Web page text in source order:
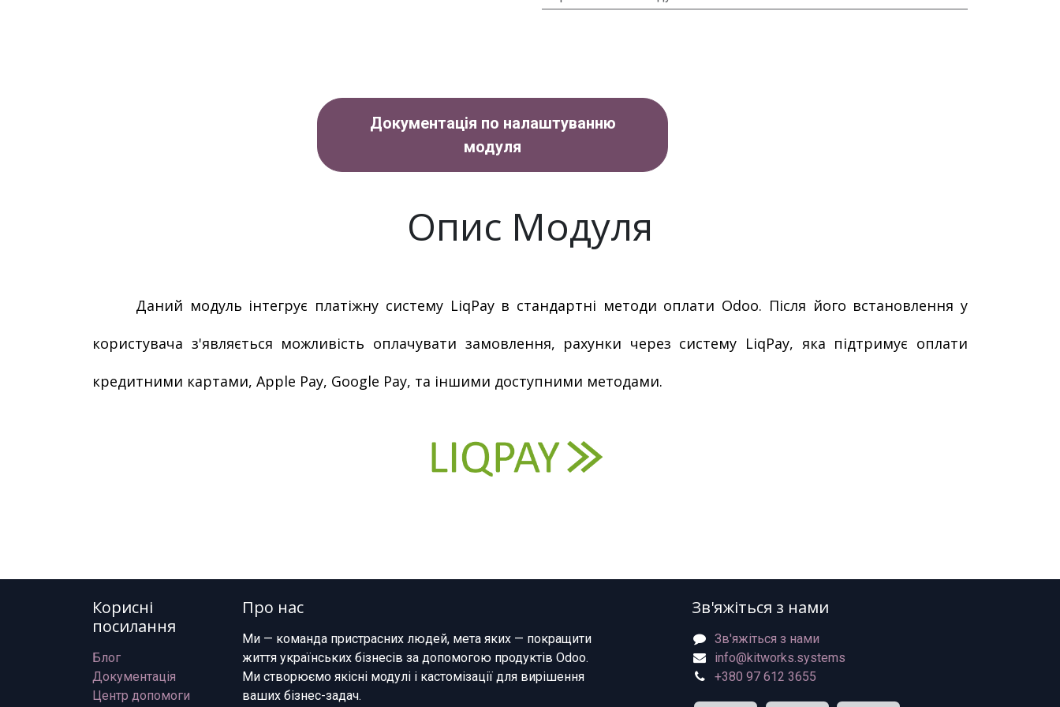
Документація по налаштуванню
модуля
Опис Модуля
Даний модуль інтегрує платіжну систему LiqPay в стандартні методи оплати Odoo. Після його встановлення у
користувача з'являється можливість оплачувати замовлення, рахунки через систему LiqPay, яка підтримує оплати
кредитними картами, Apple Pay, Google Pay, та іншими доступними методами.
Корисні
посилання
Блог
Документація
Центр допомоги
Про нас
Ми — команда пристрасних людей, мета яких — покращити
життя українських бізнесів за допомогою продуктів Odoo.
Ми створюємо якісні модулі і кастомізації для вирішення
ваших бізнес-задач.
Зв'яжіться з нами
Зв'яжіться з нами
info@kitworks.systems
+380 97 612 3655